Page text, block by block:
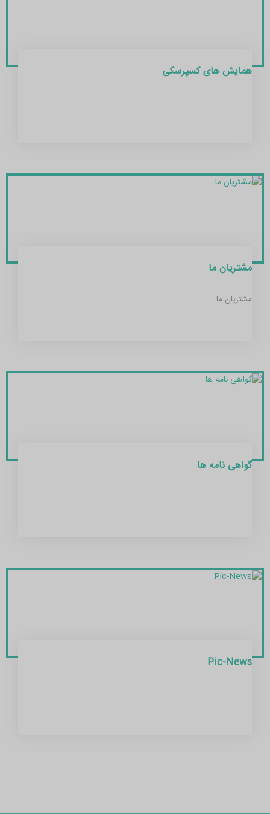
همایش های کسپرسکی
مشتریان ما
مشتریان ما
گواهی نامه ها
Pic-News